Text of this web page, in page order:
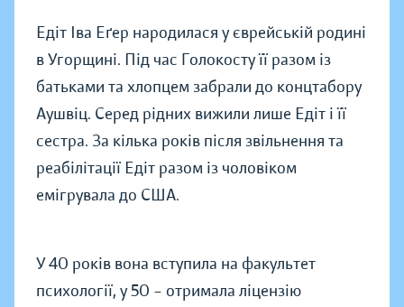
Едіт Іва Еґер народилася у єврейській родині
в Угорщині. Під час Голокосту її разом із
батьками та хлопцем забрали до концтабору
Аушвіц. Серед рідних вижили лише Едіт і її
сестра. За кілька років після звільнення та
реабілітації Едіт разом із чоловіком
емігрувала до США.
У 40 років вона вступила на факультет
психології, у 50 – отримала ліцензію